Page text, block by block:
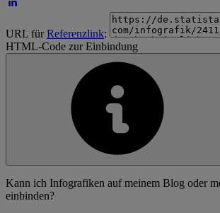
URL fürReferenzlink:
HTML-Code zur Einbindung
Kann ich Infografiken auf meinem Blog oder
einbinden?